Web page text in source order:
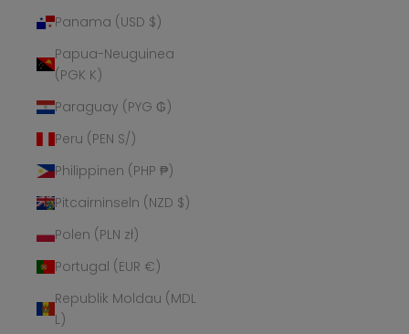
Panama (USD $)
Papua-Neuguinea
(PGK K)
Paraguay (PYG ₲)
Peru (PEN S/)
Philippinen (PHP ₱)
Pitcairninseln (NZD $)
Polen (PLN zł)
Portugal (EUR €)
Republik Moldau (MDL
L)